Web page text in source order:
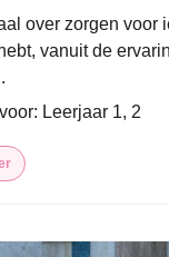
over zorgen voor
vanuit de
Leerjaar 1, 2